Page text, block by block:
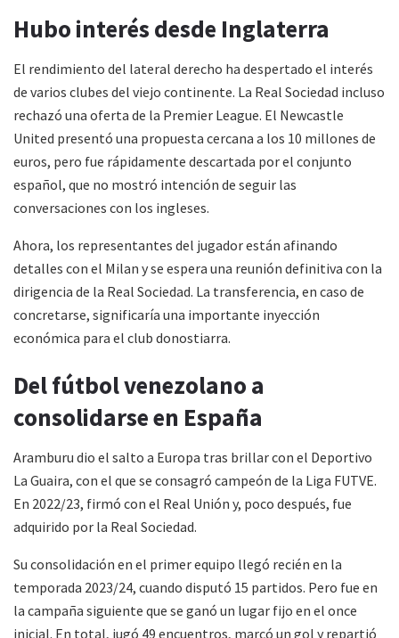
Hubo interés desde Inglaterra
El rendimiento del lateral derecho ha despertado el interés
de varios clubes del viejo continente. La Real Sociedad incluso
rechazó una oferta de la Premier League. El Newcastle
United presentó una propuesta cercana a los 10 millones de
euros, pero fue rápidamente descartada por el conjunto
español, que no mostró intención de seguir las
conversaciones con los ingleses.
Ahora, los representantes del jugador están afinando
detalles con el Milan y se espera una reunión definitiva con la
dirigencia de la Real Sociedad. La transferencia, en caso de
concretarse, significaría una importante inyección
económica para el club donostiarra.
Del fútbol venezolano a
consolidarse en España
Aramburu dio el salto a Europa tras brillar con el Deportivo
La Guaira, con el que se consagró campeón de la Liga FUTVE.
En 2022/23, firmó con el Real Unión y, poco después, fue
adquirido por la Real Sociedad.
Su consolidación en el primer equipo llegó recién en la
temporada 2023/24, cuando disputó 15 partidos. Pero fue en
la campaña siguiente que se ganó un lugar fijo en el once
inicial. En total, jugó 49 encuentros, marcó un gol y repartió